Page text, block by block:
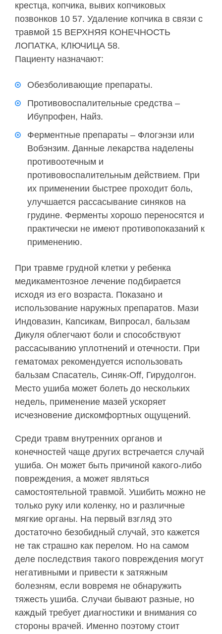
крестца, копчика, вывих копчиковых
позвонков 10 57. Удаление копчика в связи с
травмой 15 ВЕРХНЯЯ КОНЕЧНОСТЬ
ЛОПАТКА, КЛЮЧИЦА 58.
Пациенту назначают:
Обезболивающие препараты.
Противовоспалительные средства –
Ибупрофен, Найз.
Ферментные препараты – Флогэнзи или
Вобэнзим. Данные лекарства наделены
противоотечным и
противовоспалительным действием. При
их применении быстрее проходит боль,
улучшается рассасывание синяков на
грудине. Ферменты хорошо переносятся и
практически не имеют противопоказаний к
применению.
При травме грудной клетки у ребенка
медикаментозное лечение подбирается
исходя из его возраста. Показано и
использование наружных препаратов. Мази
Индовазин, Капсикам, Випросал, бальзам
Дикуля облегчают боли и способствуют
рассасыванию уплотнений и отечности. При
гематомах рекомендуется использовать
бальзам Спасатель, Синяк-Off, Гирудолгон.
Место ушиба может болеть до нескольких
недель, применение мазей ускоряет
исчезновение дискомфортных ощущений.
Среди травм внутренних органов и
конечностей чаще других встречается случай
ушиба. Он может быть причиной какого-либо
повреждения, а может являться
самостоятельной травмой. Ушибить можно не
только руку или коленку, но и различные
мягкие органы. На первый взгляд это
достаточно безобидный случай, это кажется
не так страшно как перелом. Но на самом
деле последствия такого повреждения могут
негативными и привести к затяжным
болезням, если вовремя не обнаружить
тяжесть ушиба. Случаи бывают разные, но
каждый требует диагностики и внимания со
стороны врачей. Именно поэтому стоит